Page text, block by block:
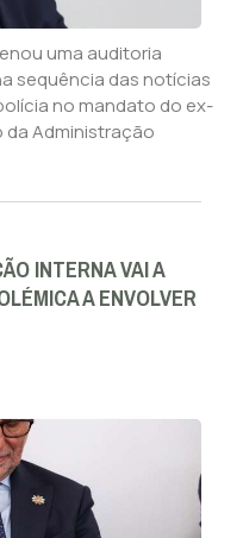
uma auditoria
sequência das notícias
no mandato do ex-
da Administração
INTERNA VAI A
A ENVOLVER